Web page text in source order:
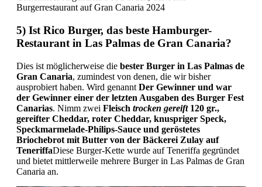
Burgerrestaurant auf Gran Canaria 2024
5) Ist Rico Burger, das beste Hamburger-
Restaurant in Las Palmas de Gran Canaria?
Dies ist möglicherweise die bester Burger in Las Palmas de
Gran Canaria, zumindest von denen, die wir bisher
ausprobiert haben. Wird genannt Der Gewinner und war
der Gewinner einer der letzten Ausgaben des Burger Fest
Canarias. Nimm zwei Fleisch trocken gereift120 gr.,
gereifter Cheddar, roter Cheddar, knuspriger Speck,
Speckmarmelade-Philips-Sauce und geröstetes
Briochebrot mit Butter von der Bäckerei Zulay auf
TeneriffaDiese Burger-Kette wurde auf Teneriffa gegründet
und bietet mittlerweile mehrere Burger in Las Palmas de Gran
Canaria an.